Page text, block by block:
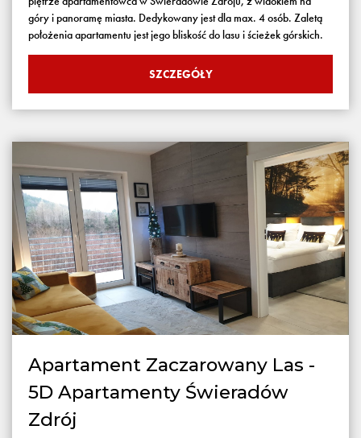
góry i panoramę miasta. Dedykowany jest dla max. 4 osób. Zaletą
położenia apartamentu jest jego bliskość do lasu i ścieżek górskich.
SZCZEGÓŁY
Apartament Zaczarowany Las -
5D Apartamenty Świeradów
Zdrój